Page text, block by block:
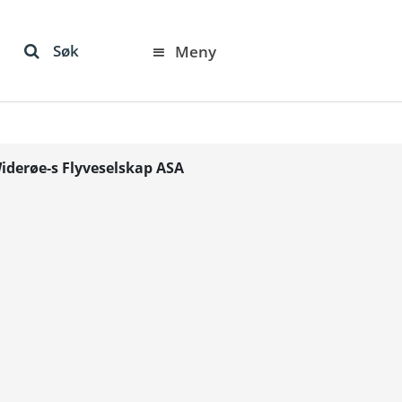
Søk Meny
s Flyveselskap ASA